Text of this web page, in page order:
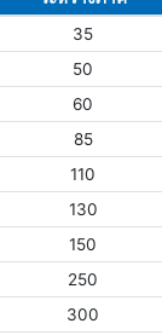
35
50
60
85
110
130
150
250
300